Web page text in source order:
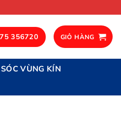
356720 GIỎ HÀNG
VÙNG KÍN